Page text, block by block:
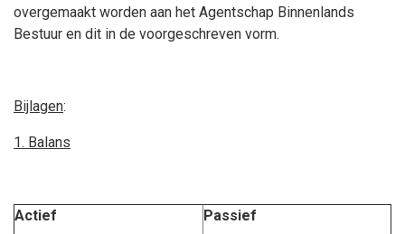
overgemaakt worden aan het Agentschap Binnenlands
Bestuur en dit in de voorgeschreven vorm.
Bijlagen:
1. Balans
Actief Passief